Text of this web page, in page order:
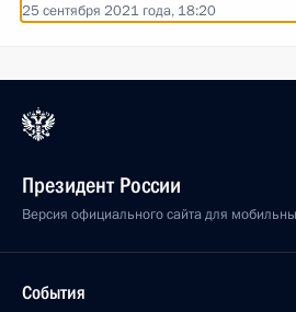
25 сентября 2021 года, 18:20
Президент России
Версия официального сайта для
События